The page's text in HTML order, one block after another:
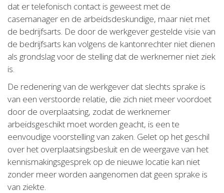
dat er telefonisch contact is geweest met de
casemanager en de arbeidsdeskundige, maar niet met
de bedrijfsarts. De door de werkgever gestelde visie van
de bedrijfsarts kan volgens de kantonrechter niet dienen
als grondslag voor de stelling dat de werknemer niet ziek
is.
De redenering van de werkgever dat slechts sprake is
van een verstoorde relatie, die zich niet meer voordoet
door de overplaatsing, zodat de werknemer
arbeidsgeschikt moet worden geacht, is een te
eenvoudige voorstelling van zaken. Gelet op het geschil
over het overplaatsingsbesluit en de weergave van het
kennismakingsgesprek op de nieuwe locatie kan niet
zonder meer worden aangenomen dat geen sprake is
van ziekte.